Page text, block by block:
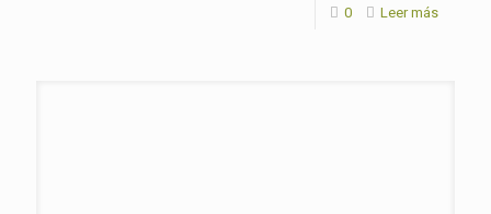
0 Leer más